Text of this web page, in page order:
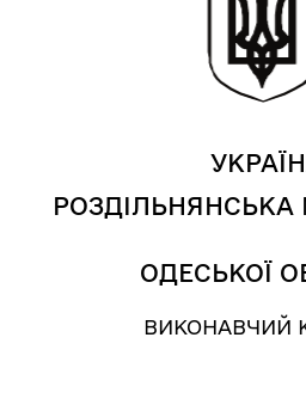
РОЗДІЛЬНЯНСЬКА
ОДЕСЬКОЇ
ВИКОНАВЧИЙ